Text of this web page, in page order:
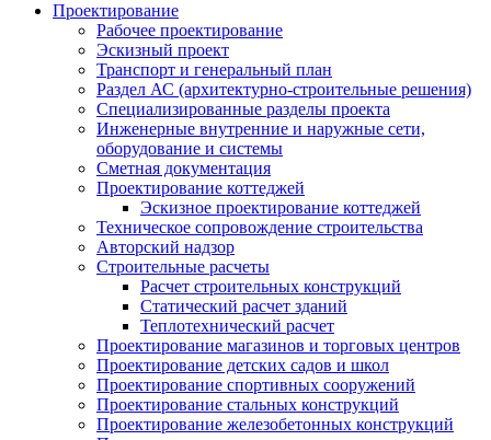
Проектирование
Рабочее проектирование
Эскизный проект
Транспорт и генеральный план
Раздел АС (архитектурно-строительные решения)
Специализированные разделы проекта
Инженерные внутренние и наружные сети,
оборудование и системы
Сметная документация
Проектирование коттеджей
Эскизное проектирование коттеджей
Техническое сопровождение строительства
Авторский надзор
Строительные расчеты
Расчет строительных конструкций
Статический расчет зданий
Теплотехнический расчет
Проектирование магазинов и торговых центров
Проектирование детских садов и школ
Проектирование спортивных сооружений
Проектирование стальных конструкций
Проектирование железобетонных конструкций